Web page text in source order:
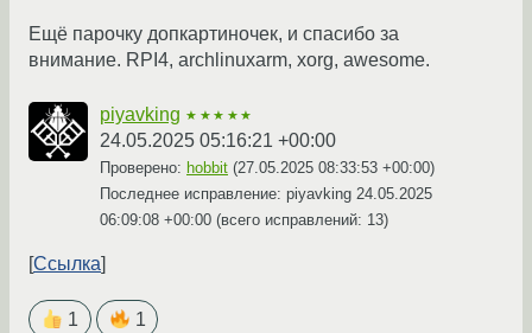
Ещё парочку допкартиночек, и спасибо за
внимание. RPI4, archlinuxarm, xorg, awesome.
piyavking ★★★★★
24.05.2025 05:16:21 +00:00
Проверено: hobbit (27.05.2025 08:33:53 +00:00)
Последнее исправление: piyavking 24.05.2025
06:09:08 +00:00 (всего исправлений: 13)
Ссылка
1 1